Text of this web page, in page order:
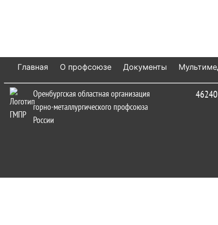
Главная О профсоюзе Документы
Оренбургская областная организация
горно-металлургического профсоюза
России